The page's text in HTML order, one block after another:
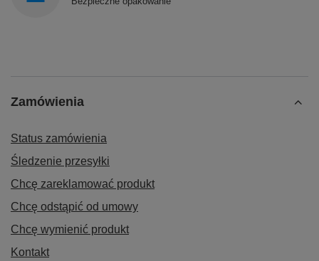
Zamówienia
Status zamówienia
Śledzenie przesyłki
Chcę zareklamować produkt
Chcę odstąpić od umowy
Chcę wymienić produkt
Kontakt